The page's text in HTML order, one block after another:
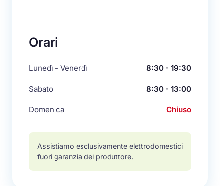
Orari
Lunedì - Venerdì 8:30 - 19:30
Sabato 8:30 - 13:00
Domenica Chiuso
Assistiamo esclusivamente elettrodomestici
fuori garanzia del produttore.